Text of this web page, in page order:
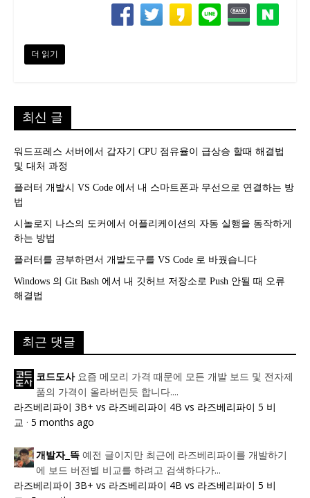
더 읽기
최신 글
워드프레스 서버에서 갑자기 CPU 점유율이 급상승 할때 해결법
및 대처 과정
플러터 개발시 VS Code 에서 내 스마트폰과 무선으로 연결하는 방
법
시놀로지 나스의 도커에서 어플리케이션의 자동 실행을 동작하게
하는 방법
플러터를 공부하면서 개발도구를 VS Code 로 바꿨습니다
Windows 의 Git Bash 에서 내 깃허브 저장소로 Push 안될 때 오류
해결법
최근 댓글
코드도사 요즘 메모리 가격 때문에 모든 개발 보드 및 전자제
품의 가격이 올라버린듯 합니다....
라즈베리파이 3B+ vs 라즈베리파이 4B vs 라즈베리파이 5 비
교 · 5 months ago
개발자_뜩 예전 글이지만 최근에 라즈베리파이를 개발하기
에 보드 버전별 비교를 하려고 검색하다가...
라즈베리파이 3B+ vs 라즈베리파이 4B vs 라즈베리파이 5 비